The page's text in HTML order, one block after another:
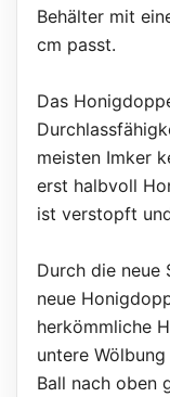
Behälter mit
cm passt.
Das
meisten Imker
erst halbvoll
ist verstopft
Durch die neue
neue
herkömmliche
untere
Ball nach oben